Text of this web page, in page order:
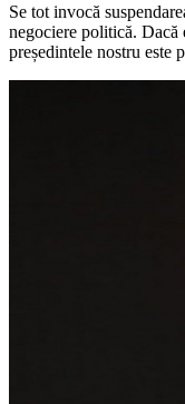
Se tot invocă
negociere politică. Dacă
președintele nostru este